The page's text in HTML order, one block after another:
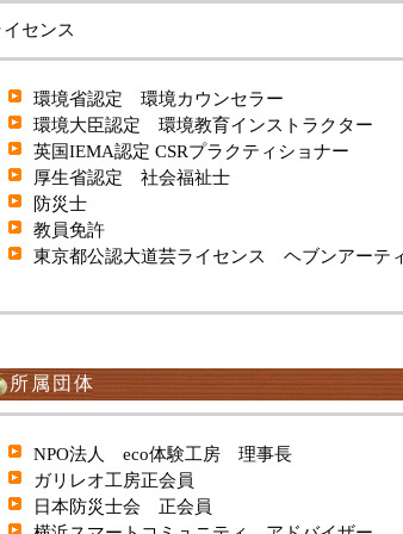
センス
環境省認定 環境カウンセラー
環境大臣認定 環境教育インストラクター
英国IEMA認定 CSRプラクティショナー
厚生省認定 社会福祉士
防災士
教員免許
東京都公認大道芸ライセンス ヘブンアーテ
所属団体
NPO法人 eco体験工房 理事長
ガリレオ工房正会員
日本防災士会 正会員